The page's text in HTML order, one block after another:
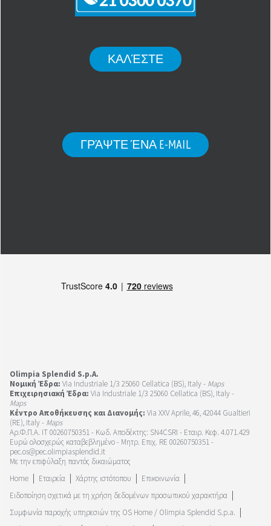
ΚΑΛΈΣΤΕ
ΓΡΆΨΤΕ ΈΝΑ E-MAIL
Olimpia Splendid S.p.A.
Νομική Έδρα: Via Industriale 1/3 25060 Cellatica (BS), Italy - Maps
Επιχειρησιακή Έδρα: Via Industriale 1/3 25060 Cellatica (BS), Italy -
Maps
Κέντρο Αποθήκευσης και Διανομής: Via XXV Aprile, 46, 42044 Gualtieri
(RE), Italy - Maps
Αρ.Φ.Π.Α. IT 00260750351 - Κωδ. Αποδέκτης: SN4CSRI - Εταιρ. Κεφ. 4.071.429
Ευρώ ολοσχερώς καταβεβλημένο - Μητρ. Επιχ. RE 00260750351 -
pec.os@pec.olimpiasplendid.it
Με την επιφύλαξη παντός δικαιώματος
Home
Εταιρεία Χάρτης ιστότοπου
Επικοινωνία
Ειδοποίηση σχετικά με τη χρήση δεδομένων προσωπικού χαρακτήρα
Συμφωνία παροχής υπηρεσιών της OS Home / Olimpia Splendid S.p.a.